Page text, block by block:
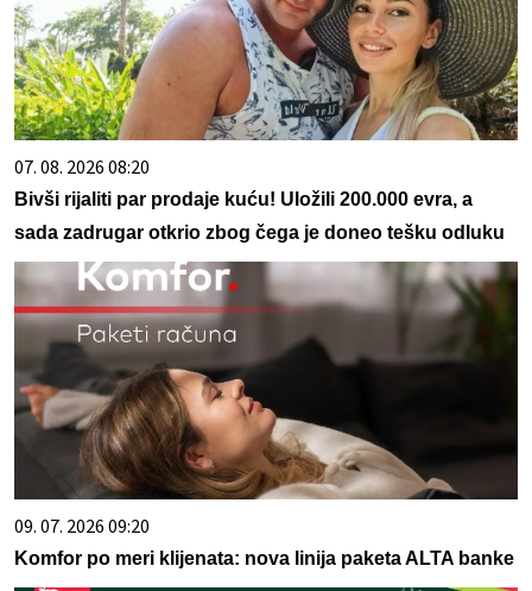
07. 08. 2026 08:20
Bivši rijaliti par prodaje kuću! Uložili 200.000 evra, a
sada zadrugar otkrio zbog čega je doneo tešku odluku
09. 07. 2026 09:20
Komfor po meri klijenata: nova linija paketa ALTA banke